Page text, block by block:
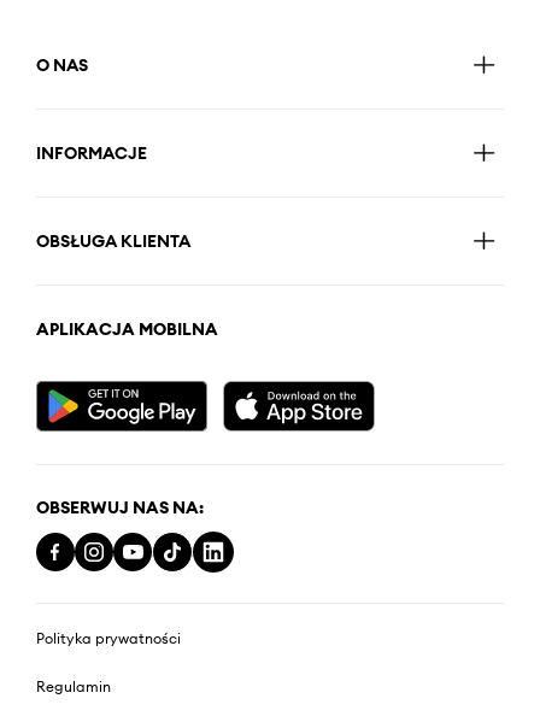
O NAS
INFORMACJE
OBSŁUGA KLIENTA
APLIKACJA MOBILNA
OBSERWUJ NAS NA:
Polityka prywatności
Regulamin